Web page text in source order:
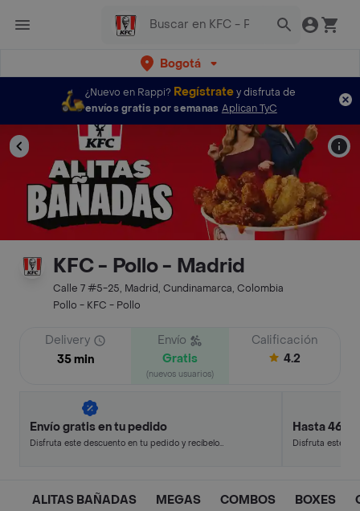
Bogotá
¿Nuevo en Rappi? Regístratey disfruta de
envíos gratis por semanas Aplican TyC
KFC - Pollo - Madrid
Calle 7 #5-25, Madrid, Cundinamarca, Colombia
Pollo - KFC - Pollo
Delivery
35 min
Envío
Gratis
(nuevos usuarios)
Calificación
4.2
Envío gratis en tu pedido
Disfruta este descuento en tu pedido y recíbelo
Hasta 46%
Disfruta este
ALITAS BAÑADAS MEGAS COMBOS BOXES